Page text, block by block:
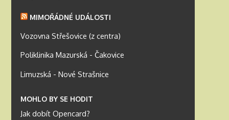
MIMOŘÁDNÉ UDÁLOSTI
Vozovna Střešovice (z centra)
Poliklinika Mazurská - Čakovice
Limuzská - Nové Strašnice
MOHLO BY SE HODIT
Jak dobít Opencard?